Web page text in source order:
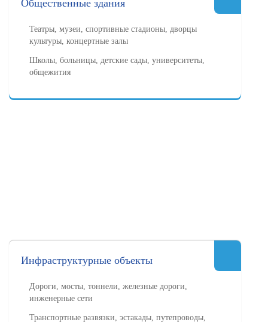
Общественные здания
Театры, музеи, спортивные стадионы, дворцы
культуры, концертные залы
Школы, больницы, детские сады, университеты,
общежития
Инфраструктурные объекты
Дороги, мосты, тоннели, железные дороги,
инженерные сети
Транспортные развязки, эстакады, путепроводы,